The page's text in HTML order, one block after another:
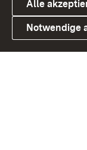
Link zum
Alle
Notwendige